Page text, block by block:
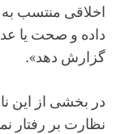
اخلاقی منتسب به
داده و صحت یا
گزارش دهد».
در بخشی از این
نظارت بر رفتار